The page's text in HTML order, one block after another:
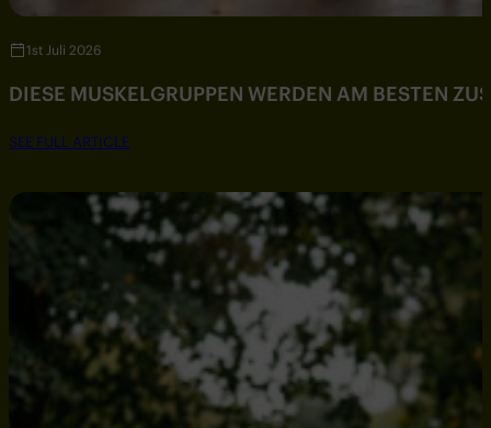
1st Juli 2026
DIESE MUSKELGRUPPEN WERDEN AM BESTEN
SEE FULL ARTICLE